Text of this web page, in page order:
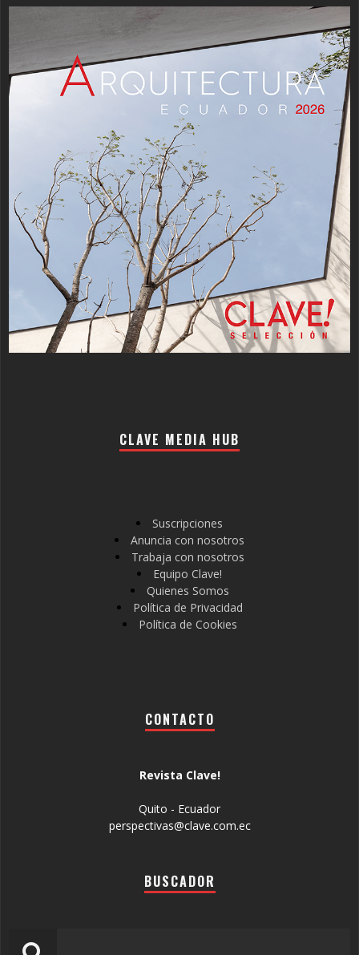
CLAVE MEDIA HUB
Suscripciones
Anuncia con nosotros
Trabaja con nosotros
Equipo Clave!
Quienes Somos
Política de Privacidad
Política de Cookies
CONTACTO
Revista Clave!
Quito - Ecuador
perspectivas@clave.com.ec
BUSCADOR